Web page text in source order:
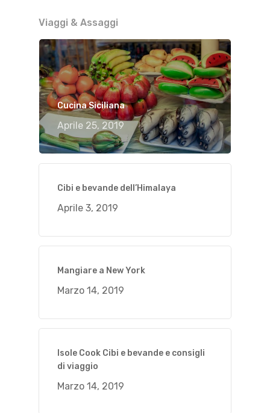
Viaggi & Assaggi
Cucina Siciliana
Aprile 25, 2019
Cibi e bevande dell’Himalaya
Aprile 3, 2019
Mangiare a New York
Marzo 14, 2019
Isole Cook Cibi e bevande e consigli
di viaggio
Marzo 14, 2019